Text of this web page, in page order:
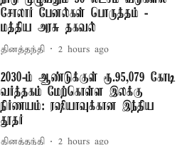
சோலார் பேனல்கள் பொருத்தம் -
மத்திய அரசு தகவல்
தினத்தந்தி 2 hours ago
2030-ம் ஆண்டுக்குள் ரூ.95,079 கோடி
வர்த்தகம் மேற்கொள்ள இலக்கு
நிர்ணயம்: ரஷியாவுக்கான இந்திய
தூதர்
தினத்தந்தி 2 hours ago